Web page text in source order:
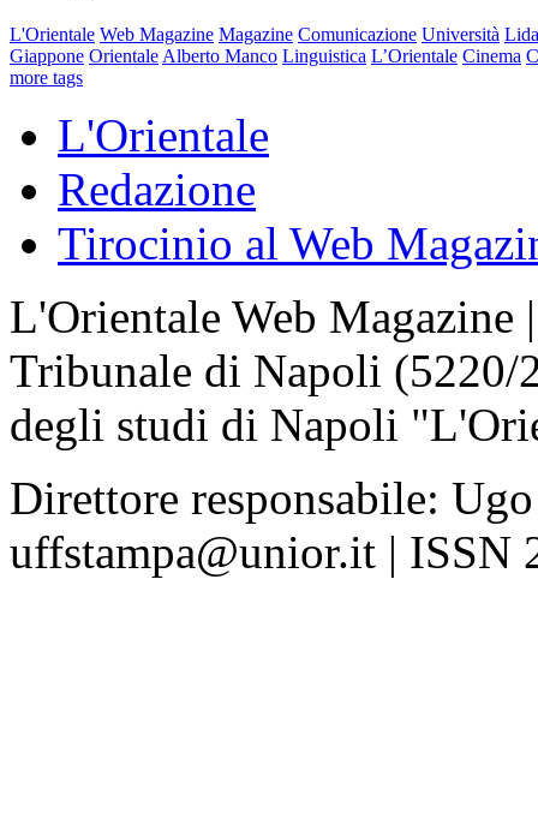
L'Orientale Web Magazine Magazine Comunicazione Università
Giappone Orientale Alberto Manco Linguistica L’Orientale Cinema
more tags
L'Orientale
Redazione
Tirocinio al Web
L'Orientale Web Magazine
Tribunale di Napoli
degli studi di Napoli
Direttore responsabile:
uffstampa@unior.it | ISSN